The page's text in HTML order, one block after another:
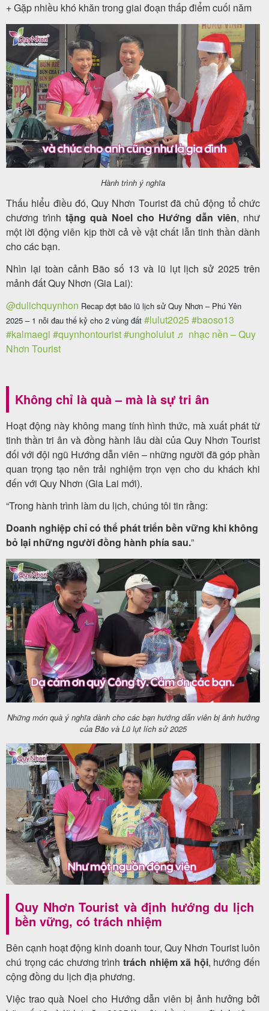
Tuyển
dụng
Liên
hệ
+ Gặp nhiều khó khăn trong giai đoạn thấp điểm cuối năm
Hành trình ý nghĩa
Thấu hiểu điều đó, Quy Nhơn Tourist đã chủ động tổ chức
chương trình tặng quà Noel cho Hướng dẫn viên, như
một lời động viên kịp thời cả về vật chất lẫn tinh thần dành
cho các bạn.
Nhìn lại toàn cảnh Bão số 13 và lũ lụt lịch sử 2025 trên
mảnh đất Quy Nhơn (Gia Lai):
@dulichquynhon Recap đợt bão lũ lịch sử Quy Nhơn – Phú Yên
2025 – 1 nỗi đau thế kỷ cho 2 vùng đất #lulut2025#baoso13
#kalmaegi #quynhontourist#ungholulut ♬ nhạc nền – Quy
Nhơn Tourist
Không chỉ là quà – mà là sự tri ân
Hoạt động này không mang tính hình thức, mà xuất phát từ
tinh thần tri ân và đồng hành lâu dài của Quy Nhơn Tourist
đối với đội ngũ Hướng dẫn viên – những người đã góp phần
quan trọng tạo nên trải nghiệm trọn vẹn cho du khách khi
đến với Quy Nhơn (Gia Lai mới).
“Trong hành trình làm du lịch, chúng tôi tin rằng:
Doanh nghiệp chỉ có thể phát triển bền vững khi không
bỏ lại những người đồng hành phía sau.”
Những món quà ý nghĩa dành cho các bạn hướng dẫn viên bị ảnh hưởng
của Bão và Lũ lụt lích sử 2025
Quy Nhơn Tourist và định hướng du lịch
bền vững, có trách nhiệm
Bên cạnh hoạt động kinh doanh tour, Quy Nhơn Tourist luôn
chú trọng các chương trình trách nhiệm xã hội, hướng đến
cộng đồng du lịch địa phương.
Việc trao quà Noel cho Hướng dẫn viên bị ảnh hưởng bởi